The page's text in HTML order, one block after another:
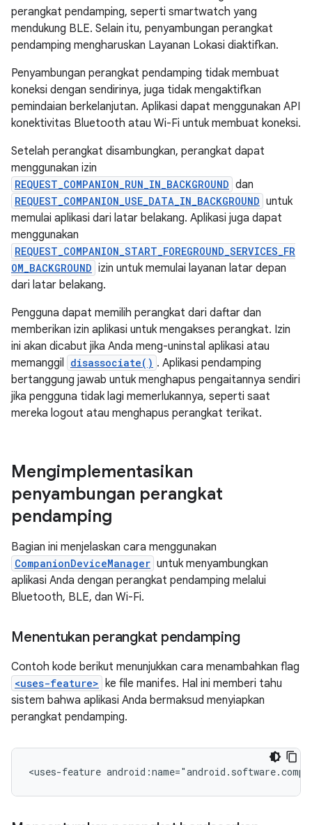
perangkat pendamping, seperti smartwatch yang
mendukung BLE. Selain itu, penyambungan perangkat
pendamping mengharuskan Layanan Lokasi diaktifkan.
Penyambungan perangkat pendamping tidak membuat
koneksi dengan sendirinya, juga tidak mengaktifkan
pemindaian berkelanjutan. Aplikasi dapat menggunakan API
konektivitas Bluetooth atau Wi-Fi untuk membuat koneksi.
Setelah perangkat disambungkan, perangkat dapat
menggunakan izin
REQUEST_COMPANION_RUN_IN_BACKGROUND dan
REQUEST_COMPANION_USE_DATA_IN_BACKGROUND untuk
memulai aplikasi dari latar belakang. Aplikasi juga dapat
menggunakan
REQUEST_COMPANION_START_FOREGROUND_SERVICES_FR
OM_BACKGROUND izin untuk memulai layanan latar depan
dari latar belakang.
Pengguna dapat memilih perangkat dari daftar dan
memberikan izin aplikasi untuk mengakses perangkat. Izin
ini akan dicabut jika Anda meng-uninstal aplikasi atau
memanggil disassociate() . Aplikasi pendamping
bertanggung jawab untuk menghapus pengaitannya sendiri
jika pengguna tidak lagi memerlukannya, seperti saat
mereka logout atau menghapus perangkat terikat.
Mengimplementasikan
penyambungan perangkat
pendamping
Bagian ini menjelaskan cara menggunakan
CompanionDeviceManager untuk menyambungkan
aplikasi Anda dengan perangkat pendamping melalui
Bluetooth, BLE, dan Wi-Fi.
Menentukan perangkat pendamping
Contoh kode berikut menunjukkan cara menambahkan flag
<uses-feature> ke file manifes. Hal ini memberi tahu
sistem bahwa aplikasi Anda bermaksud menyiapkan
perangkat pendamping.
<uses-feature